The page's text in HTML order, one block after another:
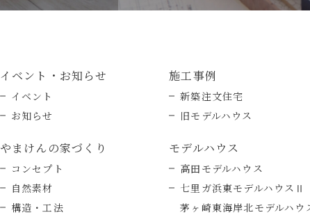
イベント・お知らせ
イベント
お知らせ
やまけんの家づくり
コンセプト
自然素材
構造・工法
施工事例
新築注文住宅
旧モデルハウス
モデルハウス
高田モデルハウス
七里ガ浜東モデルハウスⅡ
茅ヶ崎東海岸北モデルハウ